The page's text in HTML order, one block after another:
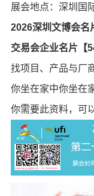
展会地点：深圳国
2026深圳文博会名
交易会企业名片【
找项目、产品与厂
你坐在家中你坐在
你需要此资料，可